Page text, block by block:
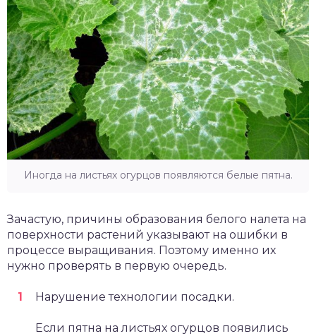
Иногда на листьях огурцов появляются белые пятна.
Зачастую, причины образования белого налета на
поверхности растений указывают на ошибки в
процессе выращивания. Поэтому именно их
нужно проверять в первую очередь.
Нарушение технологии посадки.
Если пятна на листьях огурцов появились